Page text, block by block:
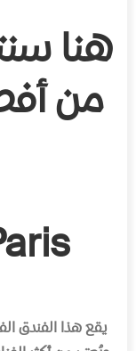
هنا
من
يقع هذا الفندق